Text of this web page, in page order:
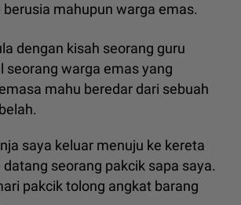
berusia mahupun warga emas.
dengan kisah seorang guru
seorang warga emas yang
mahu beredar dari sebuah
saya keluar menuju ke kereta
seorang pakcik sapa saya.
pakcik tolong angkat barang